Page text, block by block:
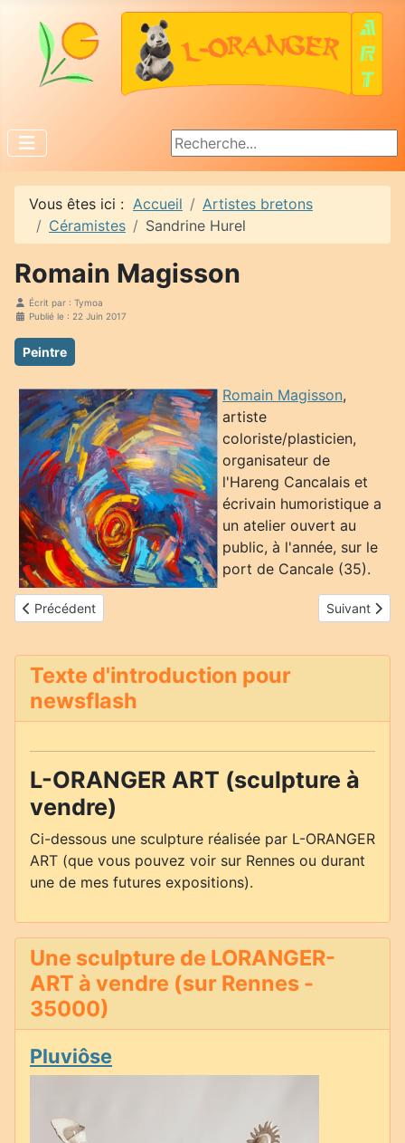
Rechercher
Vous êtes ici : Accueil
Artistes bretons
Céramistes
Sandrine Hurel
Romain Magisson
Écrit par : Tymoa
Publié le : 22 Juin 2017
Peintre
Romain Magisson,
artiste
coloriste/plasticien,
organisateur de
l'Hareng Cancalais et
écrivain humoristique a
un atelier ouvert au
public, à l'année, sur le
port de Cancale (35).
Article précédent : Etiou
Précédent Article
Suivant
Texte d'introduction pour
newsflash
L-ORANGER ART (sculpture à
vendre)
Ci-dessous une sculpture réalisée par L-ORANGER
ART (que vous pouvez voir sur Rennes ou durant
une de mes futures expositions).
Une sculpture de LORANGER-
ART à vendre (sur Rennes -
35000)
Pluviôse